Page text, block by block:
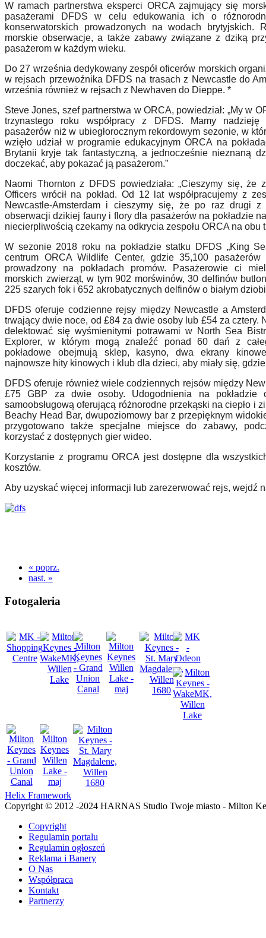
W ramach partnerstwa eksperci ORCA zajmujący się
pasażerami DFDS w celu edukowania ich o
konserwatorskich prowadzonych na wodach brytyjskich.
morskie obserwacje, a także zabawy związane z dziką
pasażerom w każdym wieku.
Do 27 września dedykowany zespółoficerów morskich
w rejsach przewoźnika DFDS na trasach z Newcastle do
września również w rejsach z Newhaven do Dieppe. *
Steve Jones, szef partnerstwa w ORCA, powiedział: „My w
trzynastego roku współpracy z DFDS. Mamy nadzieję
pasażerów niż w ubiegłorocznym rekordowym sezonie, w któ
wzięło udział w programie edukacyjnym ORCA na
Brytanii kryje tak fantastyczną, a jednocześnie nieznaną
doczekać, aby pokazać ją pasażerom.”
Naomi Thornton z DFDS powiedziała: „Cieszymy się, że
Officers wrócił na pokład. Od 12 lat współpracujemy z
Newcastle-Amsterdam i cieszymy się, że po raz drugi z
obserwacji dzikiej fauny i flory dla pasażerów na pokładzie
niecierpliwością czekamy na odkrycia zespołu ORCA na obu
W sezonie 2018 roku na pokładzie statku DFDS „King
centrum ORCA Wildlife Center, gdzie 35,100 pasażerów
prowadzony na pokładach promów. Pasażerowie ci
morskich zwierząt, w tym 902 morświnów, 30 delfinów
225 szarych fok i 652 akrobatycznych delfinów o białym
DFDS oferuje codzienne rejsy między Newcastle a
trwający dwie noce, od £84 za dwie osoby lub £54 za cztery.
delektować się wyśmienitymi potrawami w North Sea
Explorer, w którym mogą znaleźć ponad 60 dań z
pokładowe obejmują sklep, kasyno, dwa ekrany
najnowsze hity kinowych i klub dla dzieci, aby miały się,
DFDS oferuje również wiele codziennych rejsów między
£75 GBP za dwie osoby. Udogodnienia na pokładzie
samoobsługową oferującą różnorodne przekąski na ciepło i
Beachy Head Bar, dwupoziomowy bar z przepięknym
przygotowano także specjalne miejsce do zabawy,
korzystać z dostępnych gier wideo.
Korzystanie z programu ORCA jest dostępne dla
kosztów.
Aby uzyskać więcej informacji lub zarezerwować rejs, wejdź
« poprz.
nast. »
Fotogaleria
Helix Framework
Copyright © 2012 -2024 HARNAS Studio Twoje miasto - Milton
Copyright
Regulamin portalu
Regulamin ogłoszeń
Reklama i Banery
O Nas
Współpraca
Kontakt
Partnerzy